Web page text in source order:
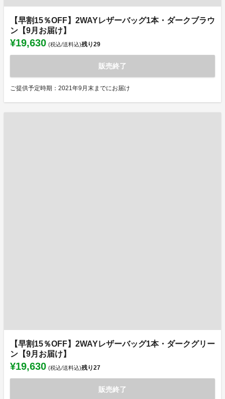
【早割15％OFF】2WAYレザーバッグ1本・ダークブラウ
ン【9月お届け】
¥19,630 (税込/送料込)残り29
販売終了
ご提供予定時期：2021年9月末までにお届け
【早割15％OFF】2WAYレザーバッグ1本・ダークグリー
ン【9月お届け】
¥19,630 (税込/送料込)残り27
販売終了